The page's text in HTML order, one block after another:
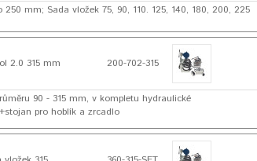
mm; Sada vložek 75, 90, 110. 125, 140, 180, 200, 225
2.0 315 mm 200-702-315
90 - 315 mm, v kompletu hydraulické
pro hoblík a zrcadlo